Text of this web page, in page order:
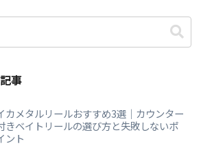
事
カメタルリールおすすめ3選｜カウンター
きベイトリールの選び方と失敗しないポ
ント